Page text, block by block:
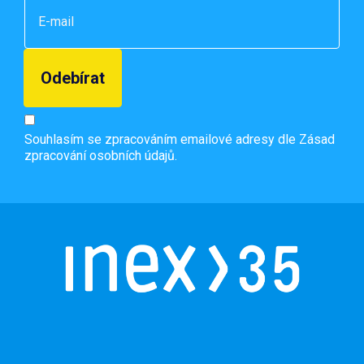
Souhlasím se zpracováním emailové adresy dle Zásad
zpracování osobních údajů.